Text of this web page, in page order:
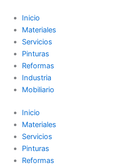
contenido
Inicio
Materiales
Servicios
Pinturas
Reformas
Industria
Mobiliario
Inicio
Materiales
Servicios
Pinturas
Reformas